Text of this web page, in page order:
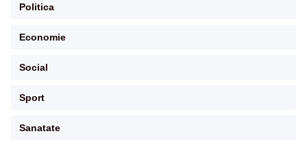
Politica
Economie
Social
Sport
Sanatate